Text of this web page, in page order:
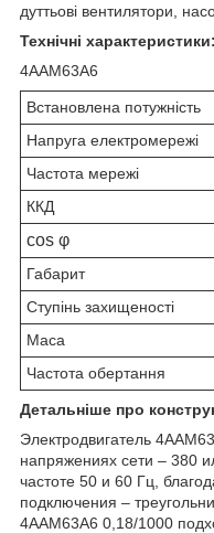
дуттьові вентилятори,
Технічні характеристики:
4ААМ63А6
Встановлена потужність
Напруга електромережі
Частота мережі
ККД
cos φ
Габарит
Ступінь захищеності
Маса
Частота обертання
Детальніше про
Электродвигатель
напряжениях сети – 380
частоте 50 и 60 Гц,
подключения –
4ААМ63А6 0,18/1000